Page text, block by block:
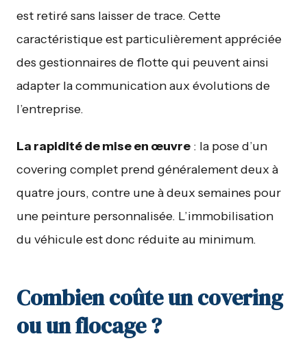
est retiré sans laisser de trace. Cette
caractéristique est particulièrement appréciée
des gestionnaires de flotte qui peuvent ainsi
adapter la communication aux évolutions de
l’entreprise.
La rapidité de mise en œuvre : la pose d’un
covering complet prend généralement deux à
quatre jours, contre une à deux semaines pour
une peinture personnalisée. L’immobilisation
du véhicule est donc réduite au minimum.
Combien coûte un covering
ou un flocage ?